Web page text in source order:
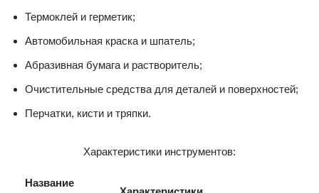
Термоклей и герметик;
Автомобильная краска и шпатель;
Абразивная бумага и растворитель;
Очистительные средства для деталей и поверхностей;
Перчатки, кисти и тряпки.
Характеристики инструментов:
Название